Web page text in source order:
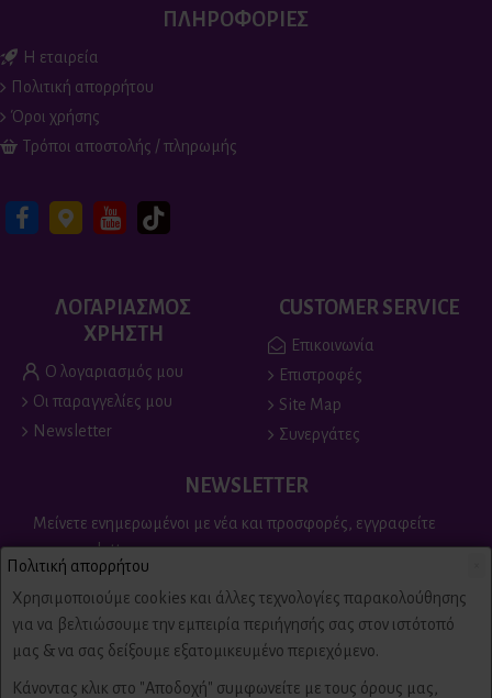
ΠΛΗΡΟΦΟΡΙΕΣ
Η εταιρεία
Πολιτική απορρήτου
Όροι χρήσης
Τρόποι αποστολής / πληρωμής
ΛΟΓΑΡΙΑΣΜΟΣ
ΧΡΗΣΤΗ
Ο λογαριασμός μου
Οι παραγγελίες μου
Newsletter
CUSTOMER SERVICE
Επικοινωνία
Επιστροφές
Site Map
Συνεργάτες
NEWSLETTER
Μείνετε ενημερωμένοι με νέα και προσφορές, εγγραφείτε
στο newsletter
Send
Πολιτική απορρήτου & όροι χρήσης
Πολιτική απορρήτου
Χρησιμοποιούμε cookies και άλλες τεχνολογίες παρακολούθησης
για να βελτιώσουμε την εμπειρία περιήγησής σας στον ιστότοπό
μας & να σας δείξουμε εξατομικευμένο περιεχόμενο.
Κάνοντας κλικ στο "Αποδοχή" συμφωνείτε με τους όρους μας,